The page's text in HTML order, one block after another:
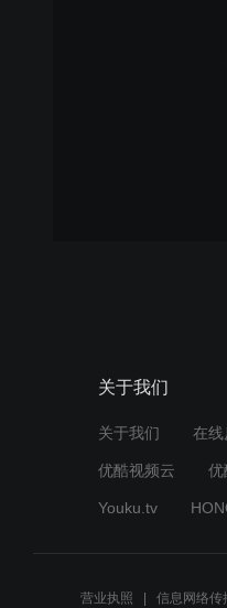
关于我们
关于我们 在线
优酷视频云 优
Youku.tv
营业执照 信息网络传